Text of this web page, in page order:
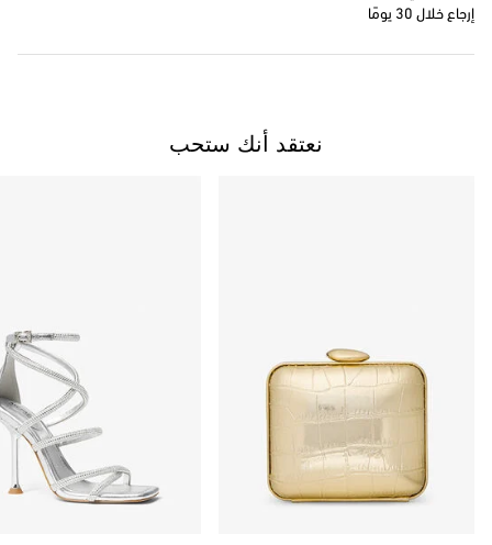
إرجاع خلال 30 يومًا
نعتقد أنك ستحب